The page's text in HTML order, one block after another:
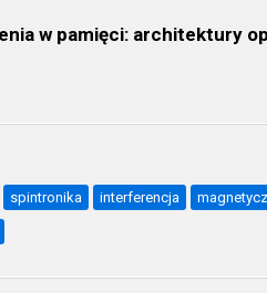
w pamięci: architektury
spintronika interferencja